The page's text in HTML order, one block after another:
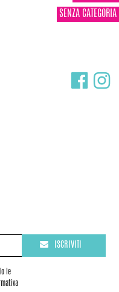
SENZA CATEGORIA
le
ISCRIVITI